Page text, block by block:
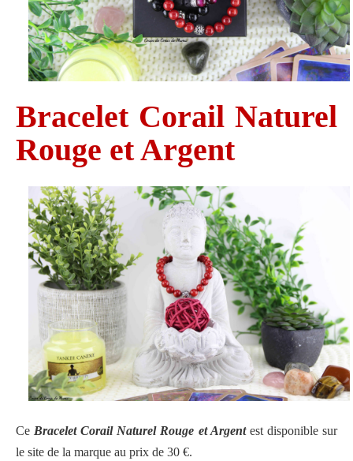
Bracelet Corail Naturel
Rouge et Argent
CeBracelet Corail Naturel Rouge et Argentest disponible sur
le site de la marque au prix de 30 €.